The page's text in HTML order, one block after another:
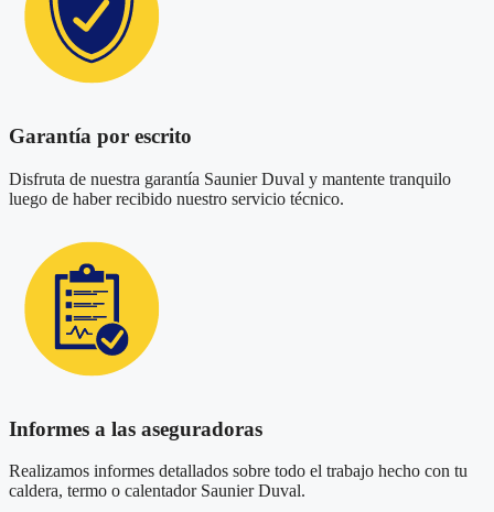
Garantía por escrito
Disfruta de nuestra garantía Saunier Duval y mantente tranquilo
luego de haber recibido nuestro servicio técnico.
Informes a las aseguradoras
Realizamos informes detallados sobre todo el trabajo hecho con tu
caldera, termo o calentador Saunier Duval.